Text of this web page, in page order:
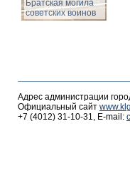
Братская могила
советских воинов
Адрес администрации
Официальный сайт
+7 (4012) 31-10-31, E-mail: